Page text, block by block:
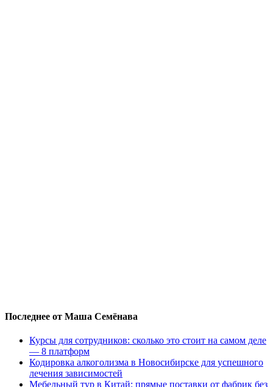
Последнее от Маша Семёнава
Курсы для сотрудников: сколько это стоит на самом деле
— 8 платформ
Кодировка алкоголизма в Новосибирске для успешного
лечения зависимостей
Мебельный тур в Китай: прямые поставки от фабрик без